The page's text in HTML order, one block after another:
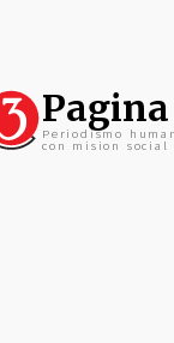
Periodismo
con mision social